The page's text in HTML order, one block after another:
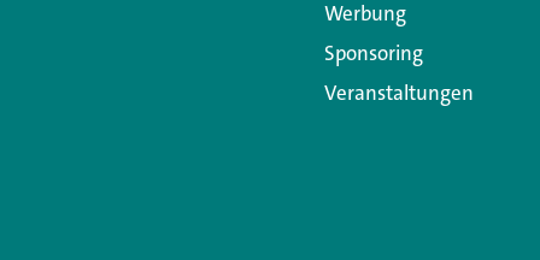
Werbung
Sponsoring
Veranstaltungen